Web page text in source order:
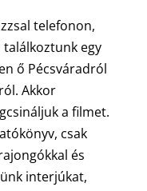
telefonon,
egy
ő Pécsváradról
Akkor
a filmet.
csak
és
interjúkat,